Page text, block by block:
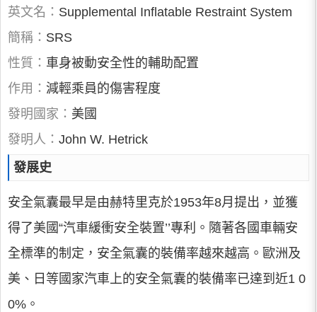
英文名： Supplemental Inflatable Restraint System
簡稱： SRS
性質： 車身被動安全性的輔助配置
作用： 減輕乘員的傷害程度
發明國家： 美國
發明人： John W. Hetrick
發展史
安全氣囊最早是由赫特里克於1953年8月提出，並獲
得了美國“汽車緩衝安全裝置’’專利。隨著各國車輛安
全標準的制定，安全氣囊的裝備率越來越高。歐洲及
美、日等國家汽車上的安全氣囊的裝備率已達到近1 0
0%。